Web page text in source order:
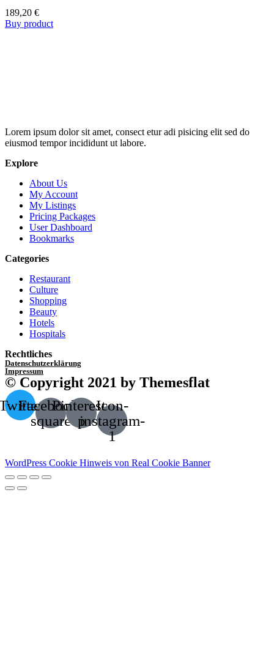
189,20 €
Buy product
Lorem ipsum dolor sit amet, consect etur adi pisicing elit sed do
eiusmod tempor incididunt ut labore.
Explore
About Us
My Account
My Listings
Pricing Packages
User Dashboard
Bookmarks
Categories
Restaurant
Culture
Shopping
Beauty
Hotels
Hospitals
Rechtliches
Datenschutzerklärung
Impressum
© Copyright 2021 by Themesflat
Facebook-
square
Pinterest-
p
Icon-
instagram-
1
WordPress Cookie Hinweis von Real Cookie Banner